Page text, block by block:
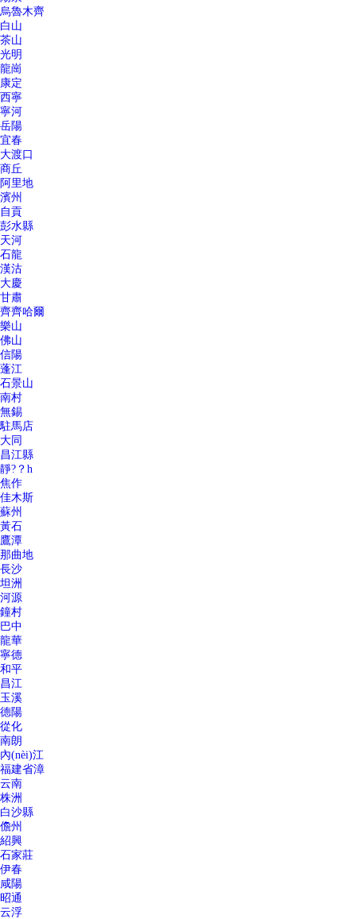
烏魯木齊
白山
茶山
光明
龍崗
康定
西寧
寧河
岳陽
宜春
大渡口
商丘
阿里地
濱州
自貢
彭水縣
天河
石龍
漢沽
大慶
甘肅
齊齊哈爾
樂山
佛山
信陽
蓬江
石景山
南村
無錫
駐馬店
大同
昌江縣
靜?？h
焦作
佳木斯
蘇州
黃石
鷹潭
那曲地
長沙
坦洲
河源
鐘村
巴中
龍華
寧德
和平
昌江
玉溪
德陽
從化
南朗
內(nèi)江
福建省漳
云南
株洲
白沙縣
儋州
紹興
石家莊
伊春
咸陽
昭通
云浮